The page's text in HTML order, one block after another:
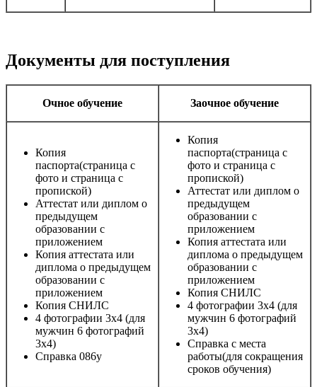
Документы для поступления
Очное обучение Заочное обучение
Копия
паспорта(страница с
фото и страница с
пропиской)
Аттестат или диплом о
предыдущем
образовании с
приложением
Копия аттестата или
диплома о предыдущем
образовании с
приложением
Копия СНИЛС
4 фотографии 3х4 (для
мужчин 6 фотографий
3х4)
Справка 086у
Копия
паспорта(страница с
фото и страница с
пропиской)
Аттестат или диплом о
предыдущем
образовании с
приложением
Копия аттестата или
диплома о предыдущем
образовании с
приложением
Копия СНИЛС
4 фотографии 3х4 (для
мужчин 6 фотографий
3х4)
Справка с места
работы(для сокращения
сроков обучения)